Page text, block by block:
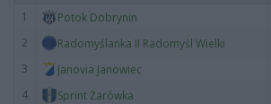
1 Potok Dobrynin
2
Radomyślanka II Radomyśl Wielki
3
Janovia Janowiec
4
Sprint Żarówka